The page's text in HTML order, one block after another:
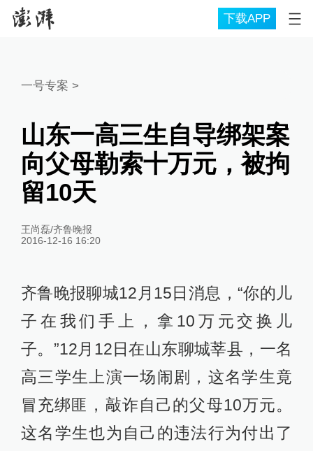
下载APP
一号专案 >
山东一高三生自导绑架案
向父母勒索十万元，被拘
留10天
王尚磊/齐鲁晚报
2016-12-16 16:20
齐鲁晚报聊城12月15日消息，“你的儿
子在我们手上，拿10万元交换儿
子。”12月12日在山东聊城莘县，一名
高三学生上演一场闹剧，这名学生竟
冒充绑匪，敲诈自己的父母10万元。
这名学生也为自己的违法行为付出了